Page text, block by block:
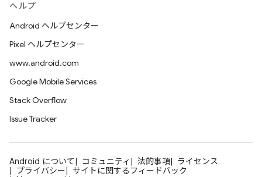
ヘルプ
Android ヘルプセンター
Pixel ヘルプセンター
www.android.com
Google Mobile Services
Stack Overflow
Issue Tracker
Android について コミュニティ 法的事項
ライセンス
プライバシー
サイトに関するフィードバック